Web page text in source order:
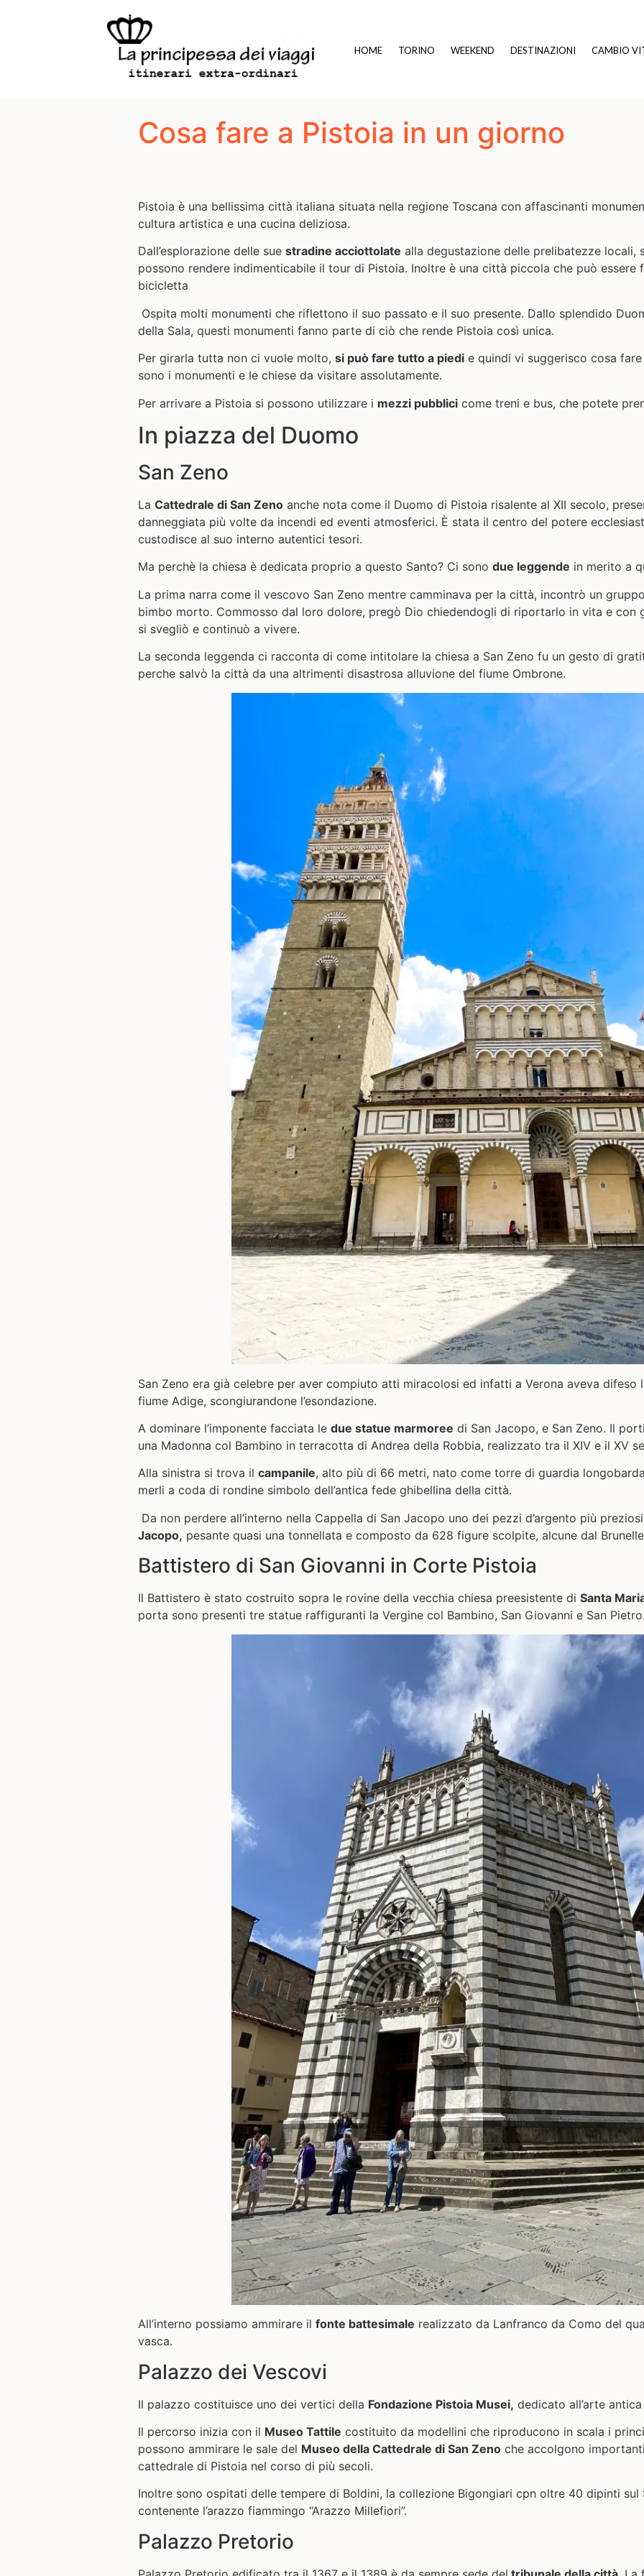
HOME TORINO WEEKEND DESTINAZIONI CAMBIO
Cosa fare a Pistoia in un giorno
Pistoia è una bellissima città italiana situata nella regione Toscana con affascinanti
cultura artistica e una cucina deliziosa.
Dall’esplorazione delle sue stradine acciottolate alla degustazione delle prelibatezze locali,
possono rendere indimenticabile il tour di Pistoia. Inoltre è una città piccola che può essere
bicicletta
Ospita molti monumenti che riflettono il suo passato e il suo presente. Dallo splendido
della Sala, questi monumenti fanno parte di ciò che rende Pistoia così unica.
Per girarla tutta non ci vuole molto, si può fare tutto a piedi e quindi vi suggerisco cosa
sono i monumenti e le chiese da visitare assolutamente.
Per arrivare a Pistoia si possono utilizzare i mezzi pubblici come treni e bus, che potete
In piazza del Duomo
San Zeno
La Cattedrale di San Zeno anche nota come il Duomo di Pistoia risalente al XII secolo,
danneggiata più volte da incendi ed eventi atmosferici. È stata il centro del potere
custodisce al suo interno autentici tesori.
Ma perchè la chiesa è dedicata proprio a questo Santo? Ci sono due leggende in merito a
La prima narra come il vescovo San Zeno mentre camminava per la città, incontrò un
bimbo morto. Commosso dal loro dolore, pregò Dio chiedendogli di riportarlo in vita e con
si svegliò e continuò a vivere.
La seconda leggenda ci racconta di come intitolare la chiesa a San Zeno fu un gesto di
perche salvò la città da una altrimenti disastrosa alluvione del fiume Ombrone.
San Zeno era già celebre per aver compiuto atti miracolosi ed infatti a Verona aveva difeso
fiume Adige, scongiurandone l’esondazione.
A dominare l’imponente facciata le due statue marmoree di San Jacopo, e San Zeno. Il
una Madonna col Bambino in terracotta di Andrea della Robbia, realizzato tra il XIV e il XV
Alla sinistra si trova il campanile, alto più di 66 metri, nato come torre di guardia
merli a coda di rondine simbolo dell’antica fede ghibellina della città.
Da non perdere all’interno nella Cappella di San Jacopo uno dei pezzi d’argento più
Jacopo, pesante quasi una tonnellata e composto da 628 figure scolpite, alcune dal
Battistero di San Giovanni in Corte Pistoia
Il Battistero è stato costruito sopra le rovine della vecchia chiesa preesistente di Santa
porta sono presenti tre statue raffiguranti la Vergine col Bambino, San Giovanni e San
All’interno possiamo ammirare il fonte battesimale realizzato da Lanfranco da Como del
vasca.
Palazzo dei Vescovi
Il palazzo costituisce uno dei vertici della Fondazione Pistoia Musei, dedicato all’arte
Il percorso inizia con il Museo Tattile costituito da modellini che riproducono in scala i
possono ammirare le sale del Museo della Cattedrale di San Zeno che accolgono
cattedrale di Pistoia nel corso di più secoli.
Inoltre sono ospitati delle tempere di Boldini, la collezione Bigongiari cpn oltre 40 dipinti
contenente l’arazzo fiammingo “Arazzo Millefiori”.
Palazzo Pretorio